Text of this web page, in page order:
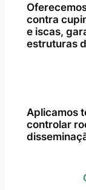
contra
e iscas,
estruturas
Aplicamos
controlar